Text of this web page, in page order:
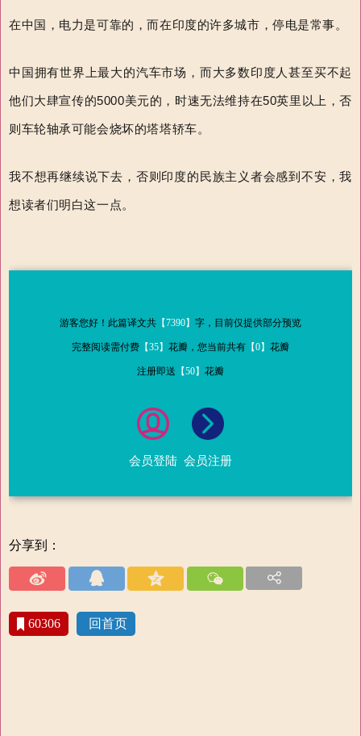
在中国，电力是可靠的，而在印度的许多城市，停电是常事。
中国拥有世界上最大的汽车市场，而大多数印度人甚至买不起
他们大肆宣传的5000美元的 ，时速无法维持在50英里以上，否
则车轮轴承可能会烧坏的塔塔轿车。
我不想再继续说下去，否则印度的民族主义者会感到不安，我
想读者们明白这一点。
游客您好！此篇译文共 【7390】 字，目前仅提供部分预览
完整阅读需付费 【35】 花瓣，您当前共有 【0】 花瓣
注册即送 【50】 花瓣
会员登陆 会员注册
分享到：
60306 回首页